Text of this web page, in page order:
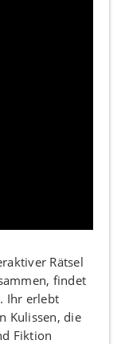
Rätsel
findet
Ihr erlebt
Kulissen, die
Fiktion